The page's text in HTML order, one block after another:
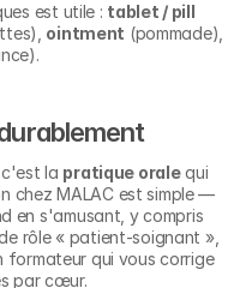
est utile : tablet / pill
ointment
la pratique orale qui
chez MALAC est simple —
en s'amusant, y compris
rôle « patient-soignant »,
formateur qui vous corrige
par cœur.